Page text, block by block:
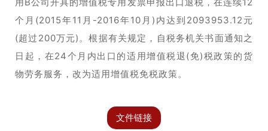
用B公司开具的增值税专用发票申报出口退税，在连续12
个月(2015年11月-2016年10月)内达到2093953.12元
(超过200万元)。根据有关规定，自税务机关书面通知之
日起，在24个月内出口的适用增值税退(免)税政策的货
物劳务服务，改为适用增值税免税政策。
文件链接